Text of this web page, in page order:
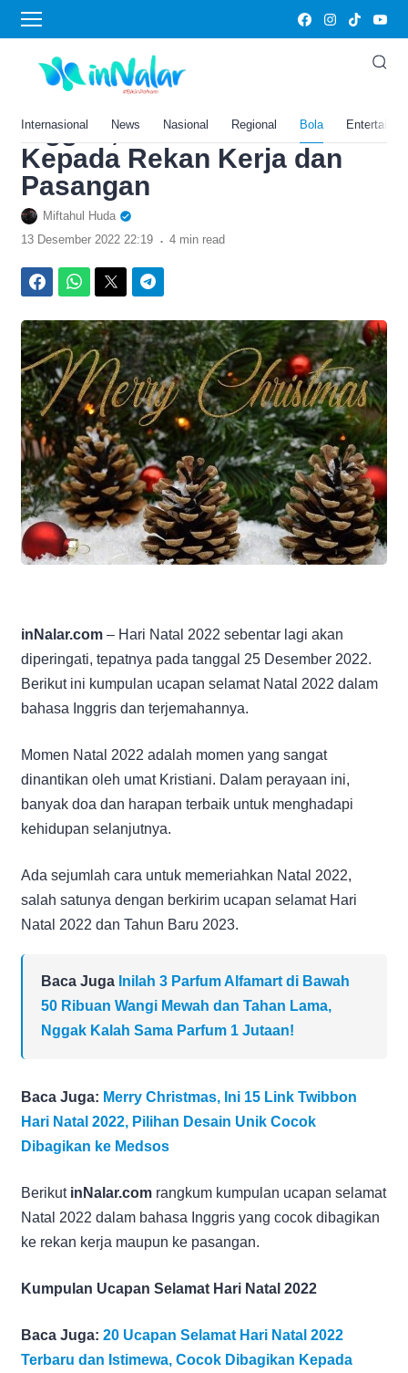
Internasional News Nasional Regional Bola
Home›Bola
Kumpulan Ucapan Selamat
Natal 2022 dalam Bahasa
Inggris, Cocok Diberikan
Kepada Rekan Kerja dan
Pasangan
Miftahul Huda
13 Desember 2022 22:19 . 4 min read
inNalar.com – Hari Natal 2022 sebentar lagi akan
diperingati, tepatnya pada tanggal 25 Desember 2022.
Berikut ini kumpulan ucapan selamat Natal 2022 dalam
bahasa Inggris dan terjemahannya.
Momen Natal 2022 adalah momen yang sangat
dinantikan oleh umat Kristiani. Dalam perayaan ini,
banyak doa dan harapan terbaik untuk menghadapi
kehidupan selanjutnya.
Ada sejumlah cara untuk memeriahkan Natal 2022,
salah satunya dengan berkirim ucapan selamat Hari
Natal 2022 dan Tahun Baru 2023.
Baca Juga Inilah 3 Parfum Alfamart di Bawah
50 Ribuan Wangi Mewah dan Tahan Lama,
Nggak Kalah Sama Parfum 1 Jutaan!
Baca Juga: Merry Christmas, Ini 15 Link Twibbon
Hari Natal 2022, Pilihan Desain Unik Cocok
Dibagikan ke Medsos
Berikut inNalar.com rangkum kumpulan ucapan selamat
Natal 2022 dalam bahasa Inggris yang cocok dibagikan
ke rekan kerja maupun ke pasangan.
Kumpulan Ucapan Selamat Hari Natal 2022
Baca Juga: 20 Ucapan Selamat Hari Natal 2022
Terbaru dan Istimewa, Cocok Dibagikan Kepada